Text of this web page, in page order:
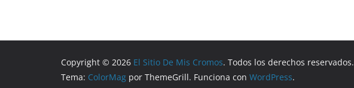
Copyright © 2026 El Sitio De Mis Cromos. Todos los derechos reservados.
Tema: ColorMag por ThemeGrill. Funciona con WordPress.